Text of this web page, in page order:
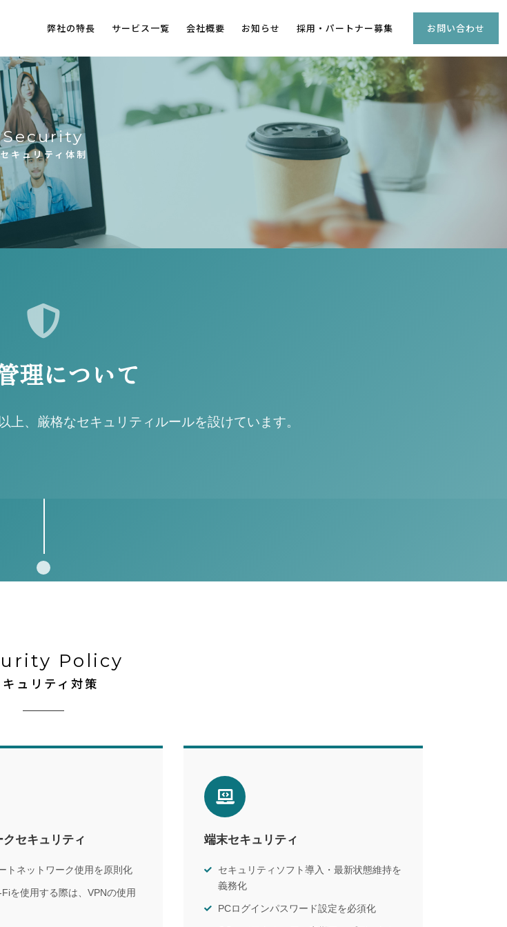
弊社の特長 サービス一覧 会社概要 お知らせ 採用・パートナー募集 お問い合わせ
Security
セキュリティ体制
理について
上、厳格なセキュリティルールを設けています。
Policy
ュリティ対策
セキュリティ
トネットワーク使用を原則化
を使用する際は、VPNの使用
端末セキュリティ
セキュリティソフト導入・最新状態維持を
義務化
PCログインパスワード設定を必須化